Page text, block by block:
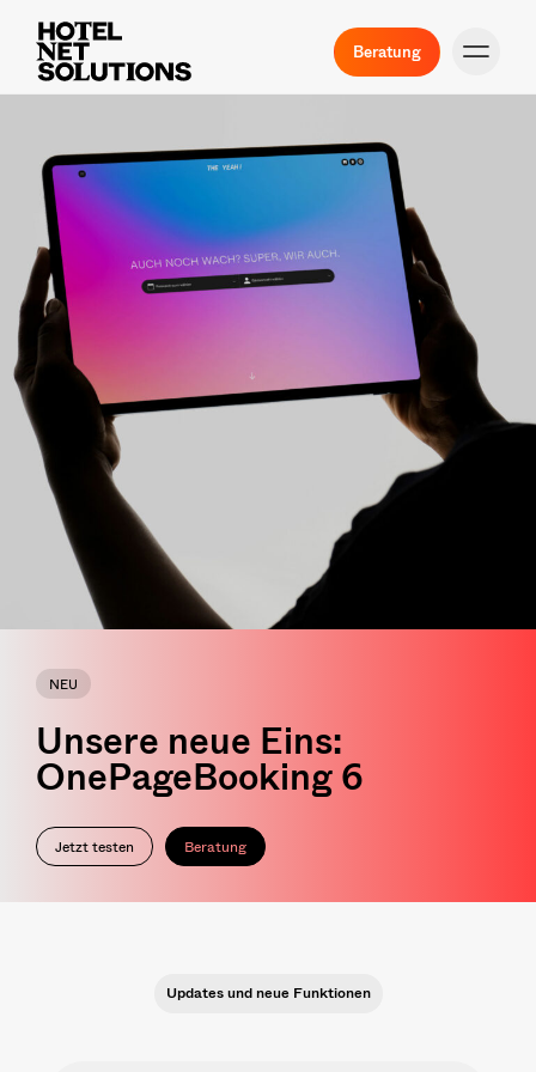
Beratung
NEU
Unsere neue Eins:
OnePageBooking 6
Jetzt testen Beratung
Updates und neue Funktionen